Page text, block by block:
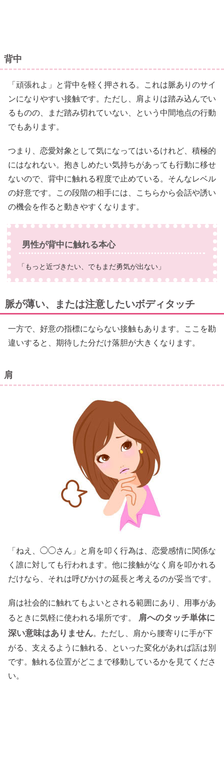
背中
「頑張れよ」と背中を軽く押される。これは脈ありのサイ
ンになりやすい接触です。ただし、肩よりは踏み込んでい
るものの、まだ踏み切れていない、という中間地点の行動
でもあります。
つまり、恋愛対象として気になってはいるけれど、積極的
にはなれない。抱きしめたい気持ちがあっても行動に移せ
ないので、背中に触れる程度で止めている。そんなレベル
の好意です。この段階の相手には、こちらから会話や誘い
の機会を作ると動きやすくなります。
男性が背中に触れる本心
「もっと近づきたい、でもまだ勇気が出ない」
脈が薄い、または注意したいボディタッチ
一方で、好意の指標にならない接触もあります。ここを勘
違いすると、期待した分だけ落胆が大きくなります。
肩
「ねえ、◯◯さん」と肩を叩く行為は、恋愛感情に関係な
く誰に対しても行われます。他に接触がなく肩を叩かれる
だけなら、それは呼びかけの延長と考えるのが妥当です。
肩は社会的に触れてもよいとされる範囲にあり、用事があ
るときに気軽に使われる場所です。
肩へのタッチ単体に
深い意味はありません。ただし、肩から腰寄りに手が下
がる、支えるように触れる、といった変化があれば話は別
です。触れる位置がどこまで移動しているかを見てくださ
い。